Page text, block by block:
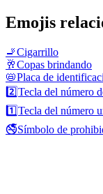
Emojis
🚬Cigarrillo
🥂Copas brindando
📛Placa de
2️⃣Tecla del número
1️⃣Tecla del número
🚭Símbolo de